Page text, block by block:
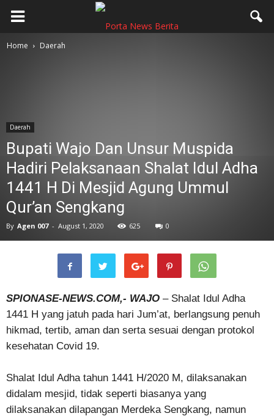
Home Daerah
Daerah
Bupati Wajo Dan Unsur Muspida
Hadiri Pelaksanaan Shalat Idul Adha
1441 H Di Mesjid Agung Ummul
Qur’an Sengkang
By Agen 007 - August 1, 2020 625 0
SPIONASE-NEWS.COM,- WAJO – Shalat Idul Adha
1441 H yang jatuh pada hari Jum’at, berlangsung penuh
hikmad, tertib, aman dan serta sesuai dengan protokol
kesehatan Covid 19.
Shalat Idul Adha tahun 1441 H/2020 M, dilaksanakan
didalam mesjid, tidak seperti biasanya yang
dilaksanakan dilapangan Merdeka Sengkang, namun